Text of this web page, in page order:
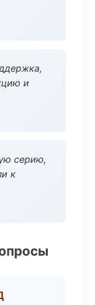
и
серию,
к